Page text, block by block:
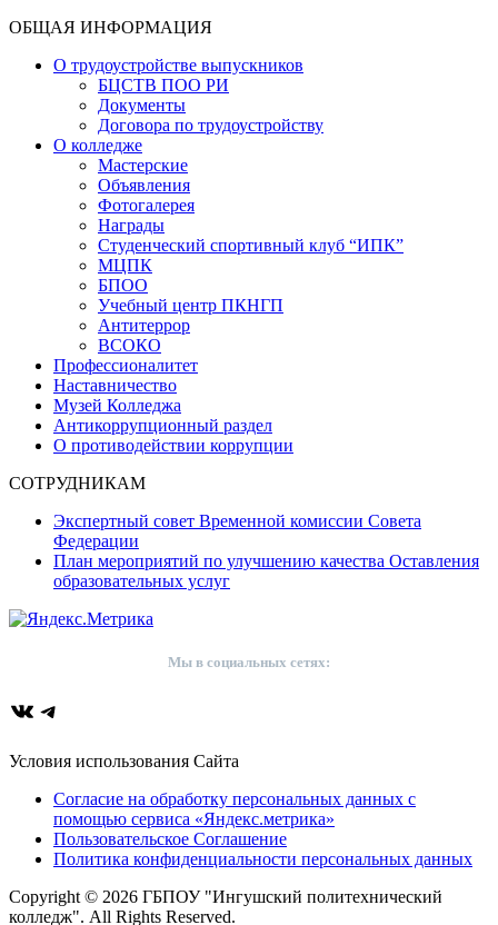
ОБЩАЯ ИНФОРМАЦИЯ
О трудоустройстве выпускников
БЦСТВ ПОО РИ
Документы
Договора по трудоустройству
О колледже
Мастерские
Объявления
Фотогалерея
Награды
Студенческий спортивный клуб “ИПК”
МЦПК
БПОО
Учебный центр ПКНГП
Антитеррор
ВСОКО
Профессионалитет
Наставничество
Музей Колледжа
Антикоррупционный раздел
О противодействии коррупции
СОТРУДНИКАМ
Экспертный совет Временной комиссии Совета
Федерации
План мероприятий по улучшению качества Оставления
образовательных услуг
Мы в социальных сетях:
ВКонтакте
Telegram
Условия использования Сайта
Согласие на обработку персональных данных с
помощью сервиса «Яндекс.метрика»
Пользовательское Соглашение
Политика конфиденциальности персональных данных
Copyright © 2026 ГБПОУ "Ингушский политехнический
колледж". All Rights Reserved.